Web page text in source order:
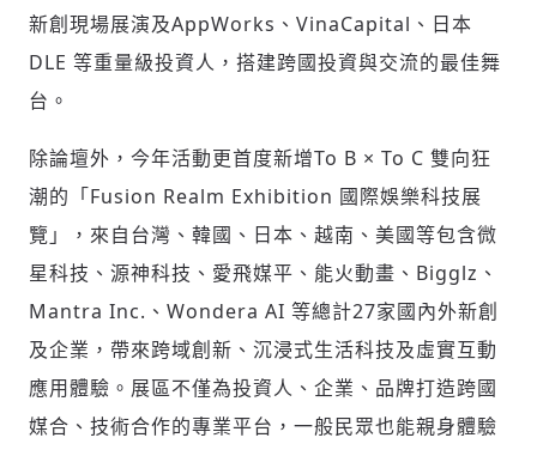
新創現場展演及AppWorks、VinaCapital、日本
DLE 等重量級投資人，搭建跨國投資與交流的最佳舞
台。
除論壇外，今年活動更首度新增To B × To C 雙向狂
潮的「Fusion Realm Exhibition 國際娛樂科技展
覽」，來自台灣、韓國、日本、越南、美國等包含微
星科技、源神科技、愛飛媒平、能火動畫、Bigglz、
Mantra Inc.、Wondera AI 等總計27家國內外新創
及企業，帶來跨域創新、沉浸式生活科技及虛實互動
應用體驗。展區不僅為投資人、企業、品牌打造跨國
媒合、技術合作的專業平台，一般民眾也能親身體驗